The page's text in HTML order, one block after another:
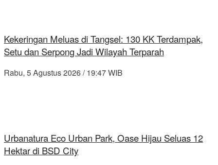
Kekeringan Meluas di Tangsel: 130 KK Terdampak,
Setu dan Serpong Jadi Wilayah Terparah
Rabu, 5 Agustus 2026 / 19:47 WIB
Urbanatura Eco Urban Park, Oase Hijau Seluas 12
Hektar di BSD City